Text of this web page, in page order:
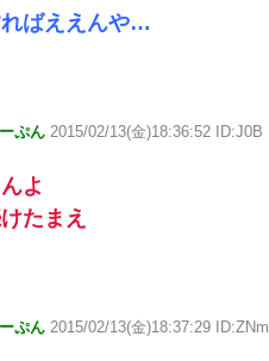
ばええんや…
ぷん 2015/02/13(金)18:36:52 ID:J0B
よ
たまえ
ぷん 2015/02/13(金)18:37:29 ID:ZNm